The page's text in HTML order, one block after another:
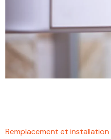
Remplacement et